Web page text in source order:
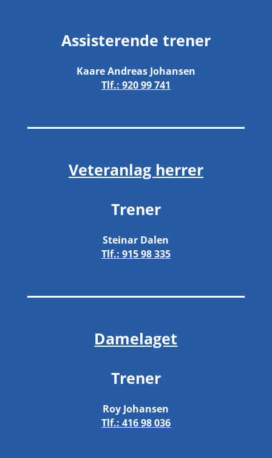
Assisterende trener
Kaare Andreas Johansen
Tlf.: 920 99 741
Veteranlag herrer
Trener
Steinar Dalen
Tlf.: 915 98 335
Damelaget
Trener
Roy Johansen
Tlf.: 416 98 036